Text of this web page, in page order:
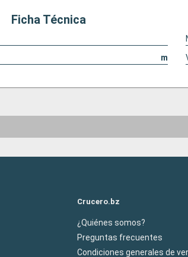
Ficha Técnica
m
Crucero.bz
¿Quiénes somos?
Preguntas frecuentes
Condiciones generales de